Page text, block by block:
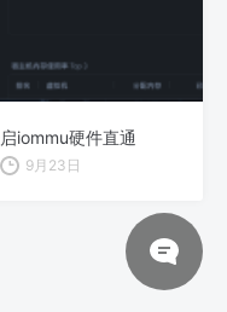
iommu硬件直通
9月23日